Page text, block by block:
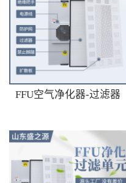
FFU空气净化器-过滤器